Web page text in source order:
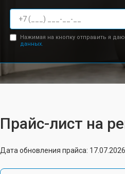
Нажимая на кнопку отправить я
данных.
Прайс-лист на
Дата обновления прайса: 17.07.2026